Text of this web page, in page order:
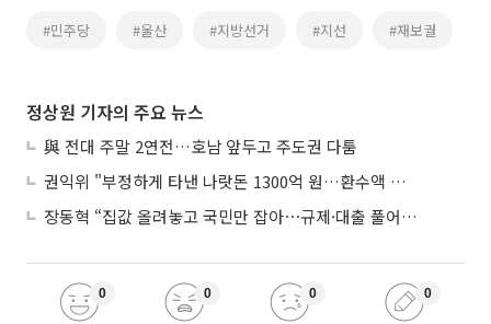
#민주당 #울산 #지방선거 #지선 #재보궐
정상원 기자의 주요 뉴스
與 전대 주말 2연전…호남 앞두고 주도권 다툼
권익위 "부정하게 타낸 나랏돈 1300억 원…환수액 역대 최대"
장동혁 “집값 올려놓고 국민만 잡아⋯규제·대출 풀어야”
0 0 0 0